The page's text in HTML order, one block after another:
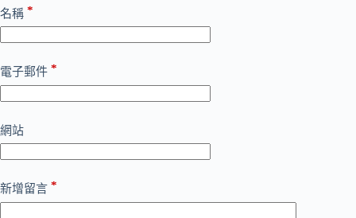
名稱 *
電子郵件 *
網站
新增留言 *